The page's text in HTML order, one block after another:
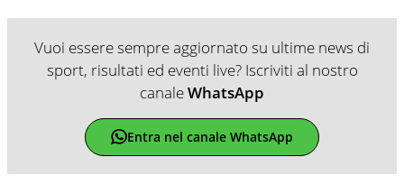
Vuoi essere sempre aggiornato su ultime news di
sport, risultati ed eventi live? Iscriviti al nostro
canaleWhatsApp
Entra nel canale WhatsApp